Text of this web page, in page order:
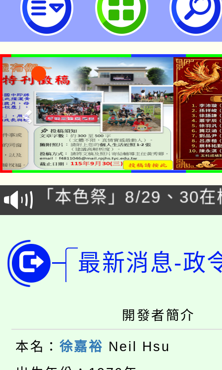
公告本校115學年度第
代理(課)教師甄選結果
告(尚有缺額)
「本色祭」8/29、30在
場熱烈登場!
8/21下午1時於龍潭區
徵才活動。
局官網。
8月14至27日，桃園電
田徑場及游泳池舉行。
桃園市低收入戶享有免
視費優惠，中低收入戶
大園自造教育及科技中
份教師增能研習
大溪自造教育及科技中
最新消息-政
開發者簡介
本名： 徐嘉裕 Neil Hsu